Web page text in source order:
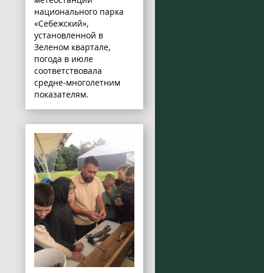
национального парка
«Себежский»,
установленной в
Зеленом квартале,
погода в июле
соответствовала
средне-многолетним
показателям.